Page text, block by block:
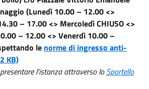
(Lunedì 10.00 – 12.00 <>
– 17.00 <> Mercoledì CHIUSO <>
– 12.00 <> Venerdì 10.00 –
le norme di ingresso anti-
KB)
l'istanza attraverso loSportello